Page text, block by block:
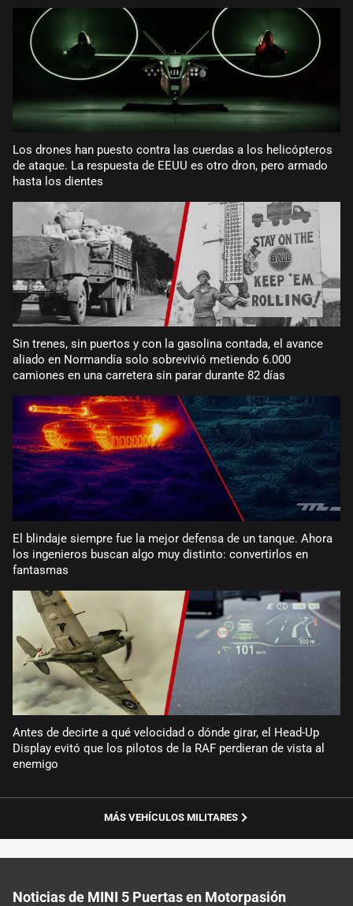
Los drones han puesto contra las cuerdas a los helicópteros
de ataque. La respuesta de EEUU es otro dron, pero armado
hasta los dientes
Sin trenes, sin puertos y con la gasolina contada, el avance
aliado en Normandía solo sobrevivió metiendo 6.000
camiones en una carretera sin parar durante 82 días
El blindaje siempre fue la mejor defensa de un tanque. Ahora
los ingenieros buscan algo muy distinto: convertirlos en
fantasmas
Antes de decirte a qué velocidad o dónde girar, el Head-Up
Display evitó que los pilotos de la RAF perdieran de vista al
enemigo
MÁS VEHÍCULOS MILITARES
Noticias de MINI 5 Puertas en Motorpasión